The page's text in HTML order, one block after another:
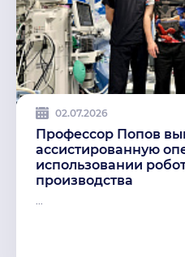
02.07.2026
️Профессор Попов
ассистированную
использовании
производства